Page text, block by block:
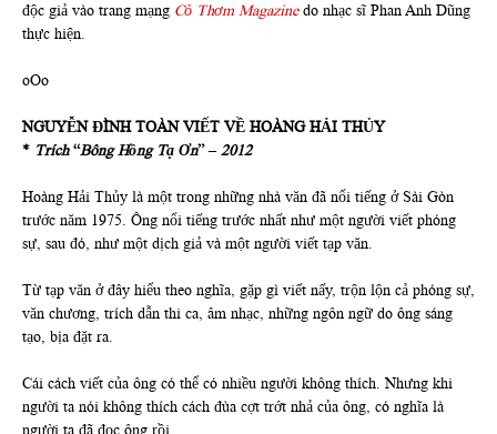
độc giả vào trang mạng Cỏ Thơm Magazinedo nhạc sĩ Phan Anh Dũng
thực hiện.
oOo
NGUYỄN ĐÌNH TOÀN VIẾT VỀ HOÀNG HẢI THỦY
* Trích“Bông Hồng Tạ Ơn”– 2012
Hoàng Hải Thủy là một trong những nhà văn đã nổi tiếng ở Sài Gòn
trước năm 1975. Ông nổi tiếng trước nhất như một người viết phóng
sự, sau đó, như một dịch giả và một người viết tạp văn.
Từ tạp văn ở đây hiểu theo nghĩa, gặp gì viết nấy, trộn lộn cả phóng sự,
văn chương, trích dẫn thi ca, âm nhạc, những ngôn ngữ do ông sáng
tạo, bịa đặt ra.
Cái cách viết của ông có thể có nhiều người không thích. Nhưng khi
người ta nói không thích cách đùa cợt trớt nhả của ông, có nghĩa là
người ta đã đọc ông rồi.